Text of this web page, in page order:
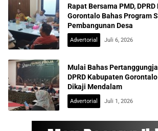
Rapat Bersama PMD,
Gorontalo Bahas Program
Pembangunan Desa
Advertorial Juli 6, 2026
Mulai Bahas
DPRD Kabupaten
Dikaji Mendalam
Advertorial Juli 1, 2026